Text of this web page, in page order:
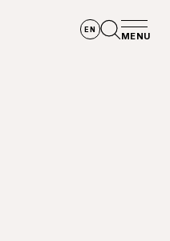
EN
MENU